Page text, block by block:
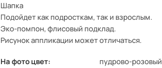
Шапка
Подойдет как подросткам, так и взрослым.
Эко-помпон, флисовый подклад.
Рисунок аппликации может отличаться.
На фото цвет:
пудрово-розовый